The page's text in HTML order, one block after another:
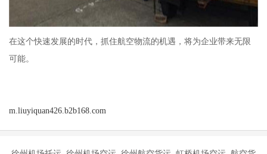
在这个快速发展的时代，抓住航空物流的机遇，将为企业带来无限
可能。
m.liuyiquan426.b2b168.com